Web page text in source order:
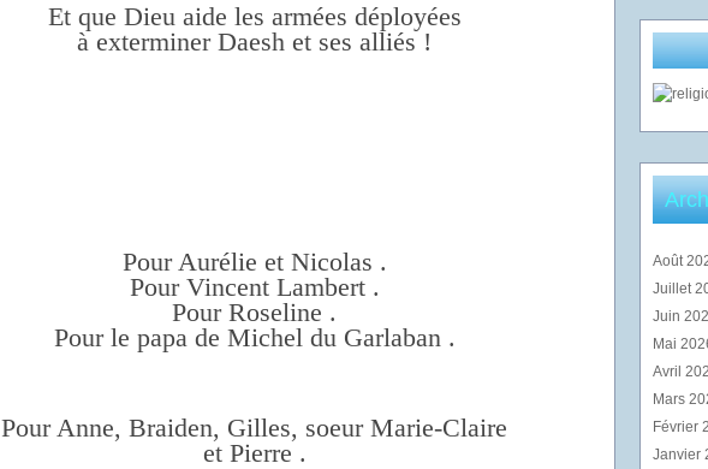
Et que Dieu aide les armées déployées
à exterminer Daesh et ses alliés !
Pour Aurélie et Nicolas .
Pour Vincent Lambert .
Pour Roseline .
Pour le papa de Michel du Garlaban .
Pour Anne, Braiden, Gilles, soeur Marie-Claire
et Pierre .
Août
Juillet
Juin
Mai
Avril
Mars
Février
Janvier